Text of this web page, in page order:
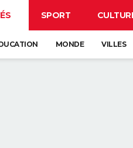
SPORT
MONDE VILLES